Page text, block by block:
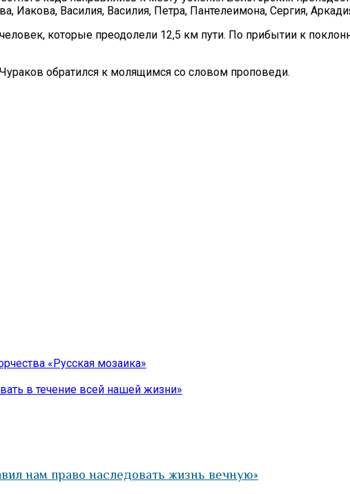
Иакова, Василия, Василия, Петра, Пантелеимона, Сергия,
которые преодолели 12,5 км пути. По прибытии к
обратился к молящимся со словом проповеди.
«Русская мозаика»
в течение всей нашей жизни»
нам право наследовать жизнь вечную»